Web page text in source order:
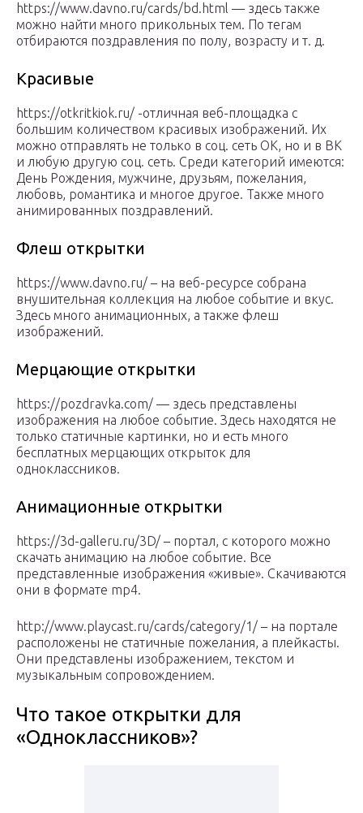
https://www.davno.ru/cards/bd.html — здесь также
можно найти много прикольных тем. По тегам
отбираются поздравления по полу, возрасту и т. д.
Красивые
https://otkritkiok.ru/ -отличная веб-площадка с
большим количеством красивых изображений. Их
можно отправлять не только в соц. сеть ОК, но и в ВК
и любую другую соц. сеть. Среди категорий имеются:
День Рождения, мужчине, друзьям, пожелания,
любовь, романтика и многое другое. Также много
анимированных поздравлений.
Флеш открытки
https://www.davno.ru/ – на веб-ресурсе собрана
внушительная коллекция на любое событие и вкус.
Здесь много анимационных, а также флеш
изображений.
Мерцающие открытки
https://pozdravka.com/ — здесь представлены
изображения на любое событие. Здесь находятся не
только статичные картинки, но и есть много
бесплатных мерцающих открыток для
одноклассников.
Анимационные открытки
https://3d-galleru.ru/3D/ – портал, с которого можно
скачать анимацию на любое событие. Все
представленные изображения «живые». Скачиваются
они в формате mp4.
http://www.playcast.ru/cards/category/1/ – на портале
расположены не статичные пожелания, а плейкасты.
Они представлены изображением, текстом и
музыкальным сопровождением.
Что такое открытки для
«Одноклассников»?